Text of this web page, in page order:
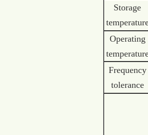
Storage
Operating
Frequency
tolerance